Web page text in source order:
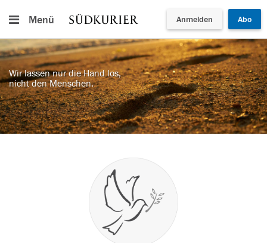
Menü Anmelden Abo
Wir lassen nur die Hand los,
nicht den Menschen.